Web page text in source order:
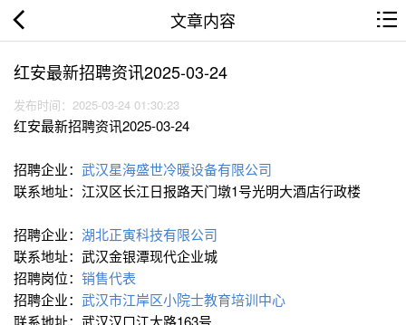
文章内容
红安最新招聘资讯2025-03-24
发布时间：2025-03-24 01:30:23
红安最新招聘资讯2025-03-24
招聘企业： 武汉星海盛世冷暖设备有限公司
联系地址：江汉区长江日报路天门墩1号光明大酒店行政楼
招聘企业： 湖北正寅科技有限公司
联系地址：武汉金银潭现代企业城
招聘岗位： 销售代表
招聘企业： 武汉市江岸区小院士教育培训中心
联系地址：武汉汉口江大路163号